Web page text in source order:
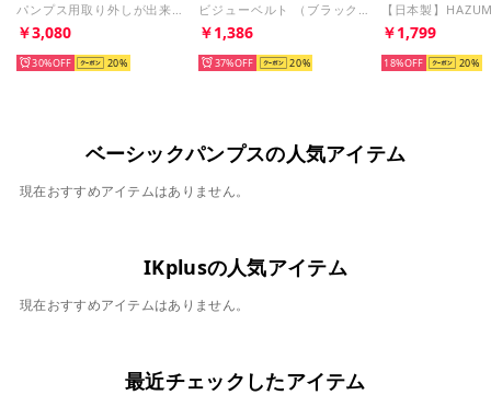
パンプス用取り外しが出来るビジュー Ikplus （55.シルバー）
￥3,080
30% 20
ビジューベルト （ブラック/ブラック）
￥1,386
37% 20
￥1,799
18% 20
ベーシックパンプスの人気アイテム
現在おすすめアイテムはありません。
IKplusの人気アイテム
現在おすすめアイテムはありません。
最近チェックしたアイテム